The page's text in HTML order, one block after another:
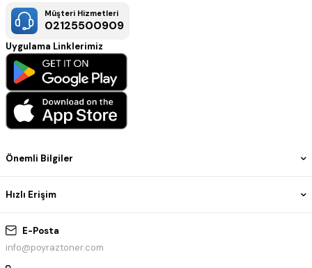
E-Posta
info@poyraztoner.com
Önemli Bilgiler
Hızlı Erişim
Müşteri Hizmetleri
02125500909
Uygulama Linklerimiz